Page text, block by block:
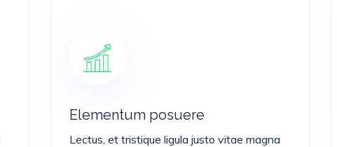
Elementum posuere
Lectus, et tristique ligula justo vitae magna